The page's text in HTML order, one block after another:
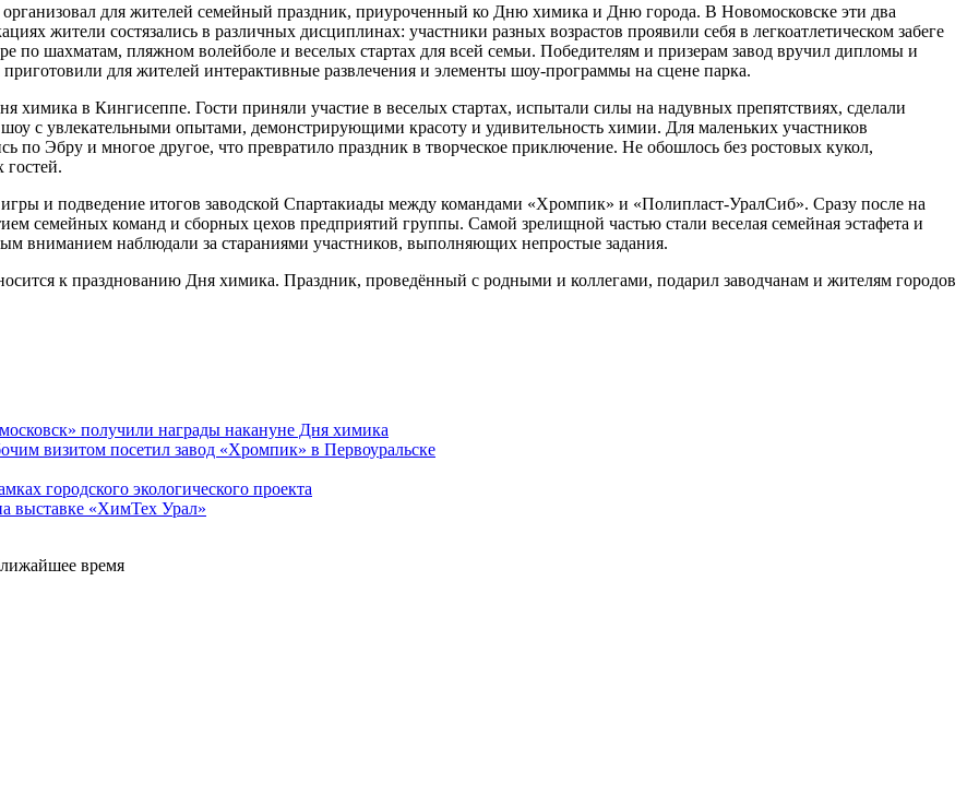
для жителей семейный праздник, приуроченный ко Дню химика и Дню города. В Новомосковске эти два
жители состязались в различных дисциплинах: участники разных возрастов проявили себя в легкоатлетическом забеге
по шахматам, пляжном волейболе и веселых стартах для всей семьи. Победителям и призерам завод вручил дипломы и
для жителей интерактивные развлечения и элементы шоу-программы на сцене парка.
химика в Кингисеппе. Гости приняли участие в веселых стартах, испытали силы на надувных препятствиях, сделали
с увлекательными опытами, демонстрирующими красоту и удивительность химии. Для маленьких участников
по Эбру и многое другое, что превратило праздник в творческое приключение. Не обошлось без ростовых кукол,
гостей.
и подведение итогов заводской Спартакиады между командами «Хромпик» и «Полипласт-УралСиб». Сразу после на
семейных команд и сборных цехов предприятий группы. Самой зрелищной частью стали веселая семейная эстафета и
вниманием наблюдали за стараниями участников, выполняющих непростые задания.
к празднованию Дня химика. Праздник, проведённый с родными и коллегами, подарил заводчанам и жителям городов
получили награды накануне Дня химика
визитом посетил завод «Хромпик» в Первоуральске
городского экологического проекта
выставке «ХимТех Урал»
время